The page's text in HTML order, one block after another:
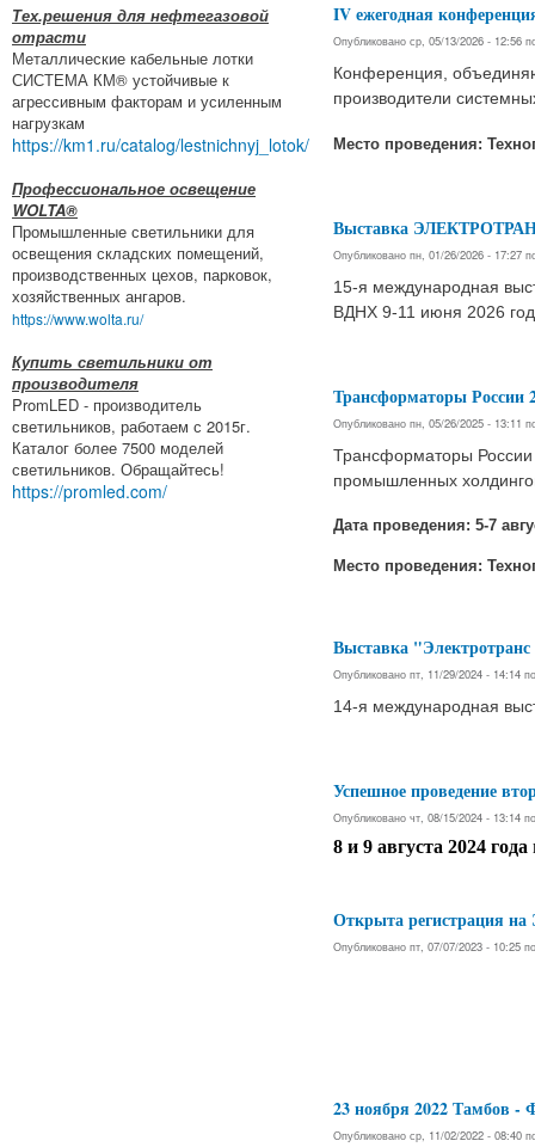
Тех.решения для нефтегазовой
отрасти
Металлические кабельные лотки
СИСТЕМА КМ® устойчивые к
агрессивным факторам и усиленным
нагрузкам
https://km1.ru/catalog/lestnichnyj_lotok/
Профессиональное освещение
WOLTA®
Промышленные светильники для
освещения складских помещений,
производственных цехов, парковок,
хозяйственных ангаров.
https://www.wolta.ru/
Купить светильники от
производителя
PromLED - производитель
светильников, работаем с 2015г.
Каталог более 7500 моделей
светильников. Обращайтесь!
https://promled.com/
IV ежегодная
Опубликовано ср, 05/13/2026 - 12:56
Конференция,
производители
​Место проведения:
Выставка
Опубликовано пн, 01/26/2026 - 17:27
15-я международная
ВДНХ 9-11 июня 2026
Трансформаторы России
Опубликовано пн, 05/26/2025 - 13:11
Трансформаторы России
промышленных
Дата проведения: 5-7
Место проведения:
Выставка
Опубликовано пт, 11/29/2024 - 14:14
14-я международная
Успешное проведение
Опубликовано чт, 08/15/2024 - 13:14
8 и 9 августа 2024 года
Открыта регистрация
Опубликовано пт, 07/07/2023 - 10:25
23 ноября 2022
Опубликовано ср, 11/02/2022 - 08:40